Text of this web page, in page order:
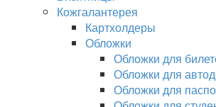
Кожгалантерея
Картхолдеры
Обложки
Обложки для
Обложки для
Обложки для